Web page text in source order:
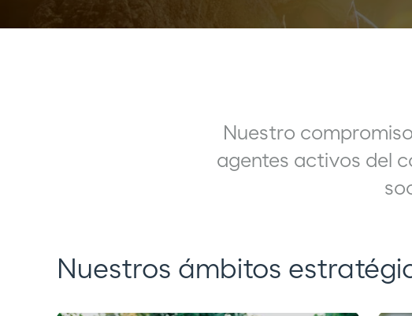
Nuestro
agentes activos del
Nuestros ámbitos